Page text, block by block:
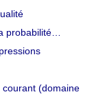
probabilité…
(domaine